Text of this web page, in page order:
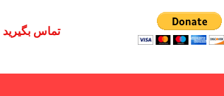
تماس بگیرید